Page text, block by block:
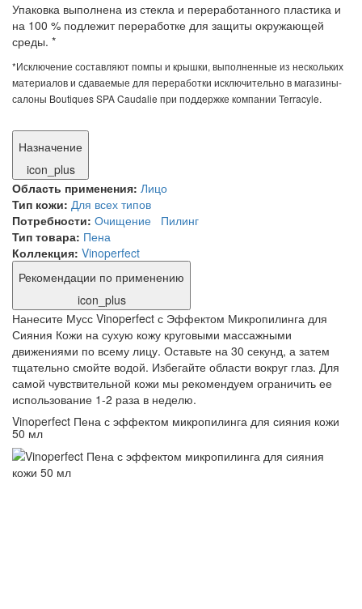
Упаковка выполнена из стекла и переработанного пластика и
на 100 % подлежит переработке для защиты окружающей
среды. *
*Исключение составляют помпы и крышки, выполненные из нескольких
материалов и сдаваемые для переработки исключительно в магазины-
салоны Boutiques SPA Caudalie при поддержке компании Terracyle.
Назначение
icon_plus
Область применения: Лицо
Тип кожи: Для всех типов
Потребности: Очищение
Пилинг
Тип товара: Пена
Коллекция: Vinoperfect
Рекомендации по применению
icon_plus
Нанесите Мусс Vinoperfect с Эффектом Микропилинга для
Сияния Кожи на сухую кожу круговыми массажными
движениями по всему лицу. Оставьте на 30 секунд, а затем
тщательно смойте водой. Избегайте области вокруг глаз. Для
самой чувствительной кожи мы рекомендуем ограничить ее
использование 1-2 раза в неделю.
Vinoperfect Пена с эффектом микропилинга для сияния кожи
50 мл